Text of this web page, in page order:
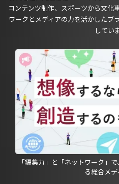
コンテンツ制作、スポーツから文化
ワークとメディアの力を活かしたブ
してい
「編集力」と「ネットワーク」
る総合メ